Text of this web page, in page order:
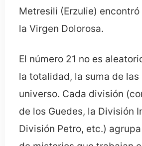
Metresili (Erzulie) encontró
la Virgen Dolorosa.
El número 21 no es
la totalidad, la suma de las
universo. Cada división
de los Guedes, la División
División Petro, etc.)